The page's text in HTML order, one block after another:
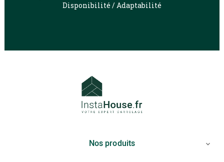
Disponibilité / Adaptabilité
Nos produits 